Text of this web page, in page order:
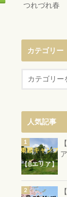
つれづれ春
カテゴリー
人気記事